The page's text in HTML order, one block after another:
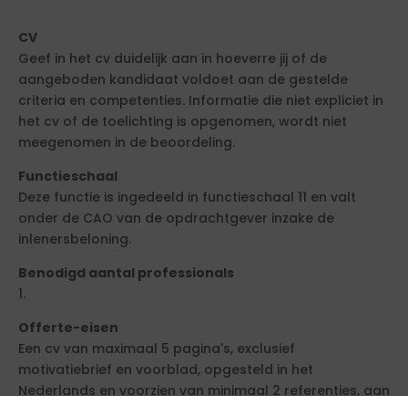
CV
Geef in het cv duidelijk aan in hoeverre jij of de
aangeboden kandidaat voldoet aan de gestelde
criteria en competenties. Informatie die niet expliciet in
het cv of de toelichting is opgenomen, wordt niet
meegenomen in de beoordeling.
Functieschaal
Deze functie is ingedeeld in functieschaal 11 en valt
onder de CAO van de opdrachtgever inzake de
inlenersbeloning.
Benodigd aantal professionals
1.
Offerte-eisen
Een cv van maximaal 5 pagina's, exclusief
motivatiebrief en voorblad, opgesteld in het
Nederlands en voorzien van minimaal 2 referenties, aan